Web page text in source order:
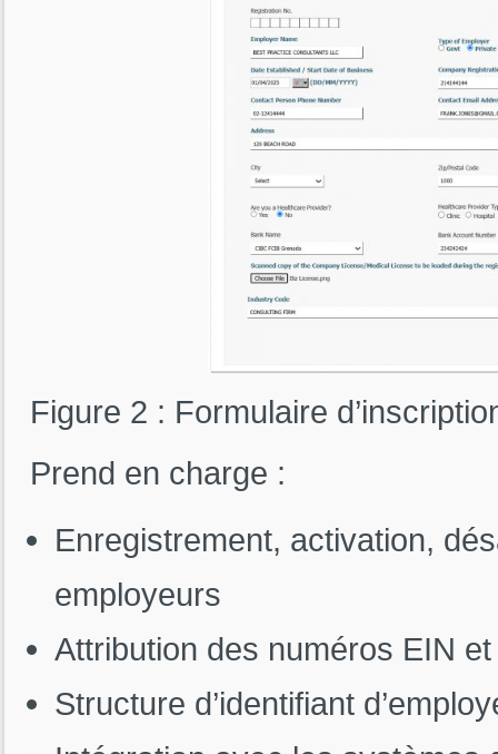
Figure 2 : Formulaire
Prend en charge :
Enregistrement, activation,
employeurs
Attribution des numéros EIN
Structure d’identifiant